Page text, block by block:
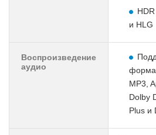
и HLG
Воспроизведение
аудио
MP3,
Dolby
Plus и